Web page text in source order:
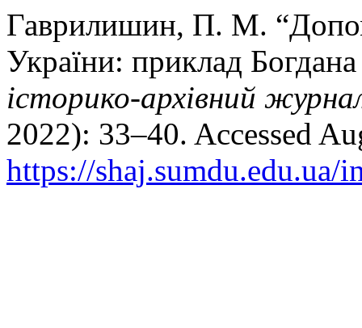
Гаврилишин, П. М.
України: приклад
історико-архівний
2022): 33–40. Accessed
https://